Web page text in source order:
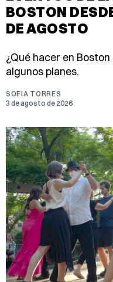
BOSTON
DE AGOSTO
¿Qué hacer en
algunos planes.
SOFIA TORRES
3 de agosto de 2026